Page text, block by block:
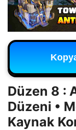
Düzen 8 :
Düzeni •
Kaynak